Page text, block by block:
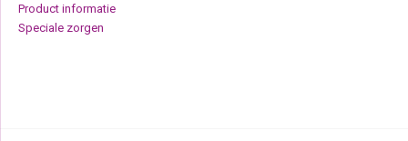
Product informatie
Speciale zorgen